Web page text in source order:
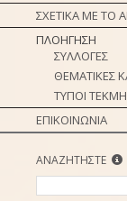
ΣΧΕΤΙΚΑ ΜΕ ΤΟ
ΠΛΟΗΓΗΣΗ
ΣΥΛΛΟΓΕΣ
ΘΕΜΑΤΙΚΕΣ
ΤΥΠΟΙ
ΕΠΙΚΟΙΝΩΝΙΑ
ΑΝΑΖΗΤΗΣΤΕ